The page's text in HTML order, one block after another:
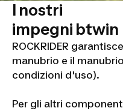
I nostri
impegni btwin
ROCKRIDER
manubrio e il
condizioni d'uso).
Per gli altri